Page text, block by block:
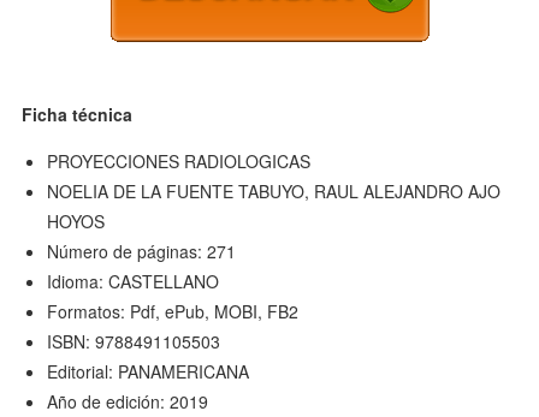
Ficha técnica
PROYECCIONES RADIOLOGICAS
NOELIA DE LA FUENTE TABUYO, RAUL ALEJANDRO AJO
HOYOS
Número de páginas: 271
Idioma: CASTELLANO
Formatos: Pdf, ePub, MOBI, FB2
ISBN: 9788491105503
Editorial: PANAMERICANA
Año de edición: 2019